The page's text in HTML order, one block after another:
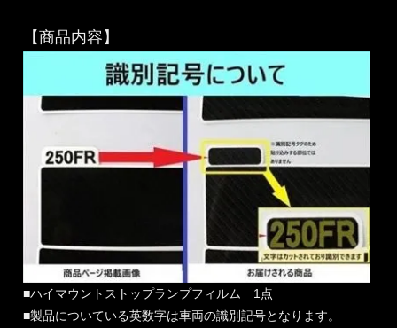
【商品内容】
■ハイマウントストップランプフィルム 1点
■製品についている英数字は車両の識別記号となります。